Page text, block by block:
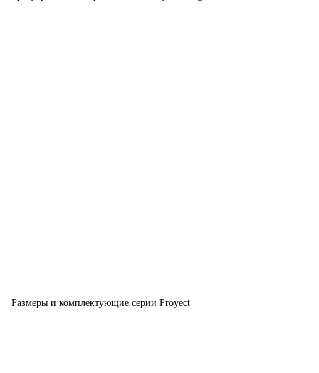
Размеры и комплектующие серии Proyect